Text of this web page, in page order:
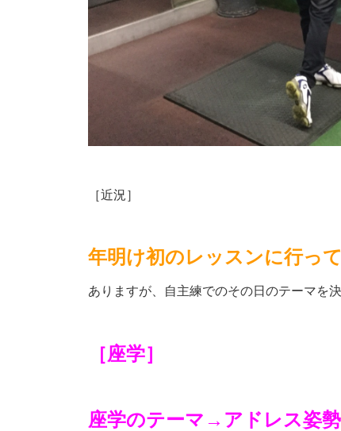
［近況］
年明け初のレッスンに行っ
ありますが、自主練でのその日のテーマを
［座学］
座学のテーマ→アドレス姿勢